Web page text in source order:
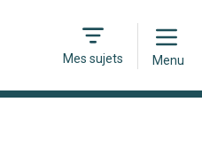
Mes sujets
Open
Menu